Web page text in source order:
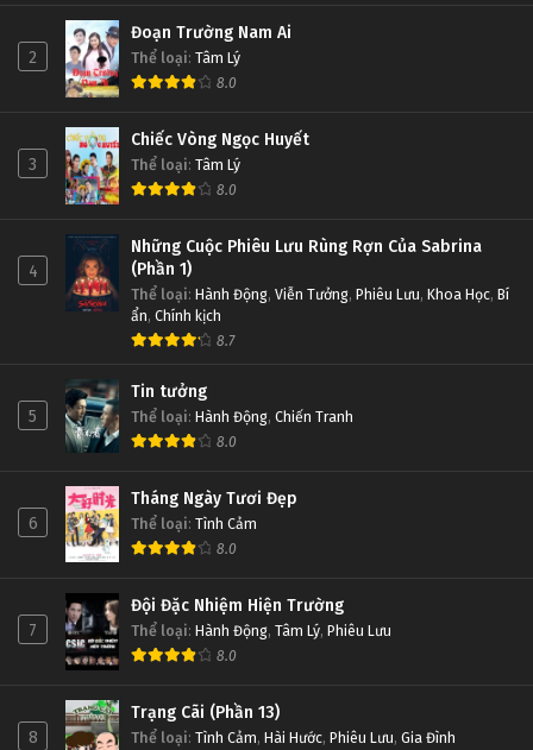
2
Đoạn Trường Nam Ai
Thể loại: Tâm Lý
8.0
3
Chiếc Vòng Ngọc Huyết
Thể loại: Tâm Lý
8.0
4
Những Cuộc Phiêu Lưu Rùng Rợn Của Sabrina
(Phần 1)
Thể loại: Hành Động, Viễn Tưởng, Phiêu Lưu, Khoa Học, Bí
ẩn, Chính kịch
8.7
5
Tin tưởng
Thể loại: Hành Động, Chiến Tranh
8.0
6
Tháng Ngày Tươi Đẹp
Thể loại: Tình Cảm
8.0
7
Đội Đặc Nhiệm Hiện Trường
Thể loại: Hành Động, Tâm Lý, Phiêu Lưu
8.0
8
Trạng Cãi (Phần 13)
Thể loại: Tình Cảm, Hài Hước, Phiêu Lưu, Gia Đình